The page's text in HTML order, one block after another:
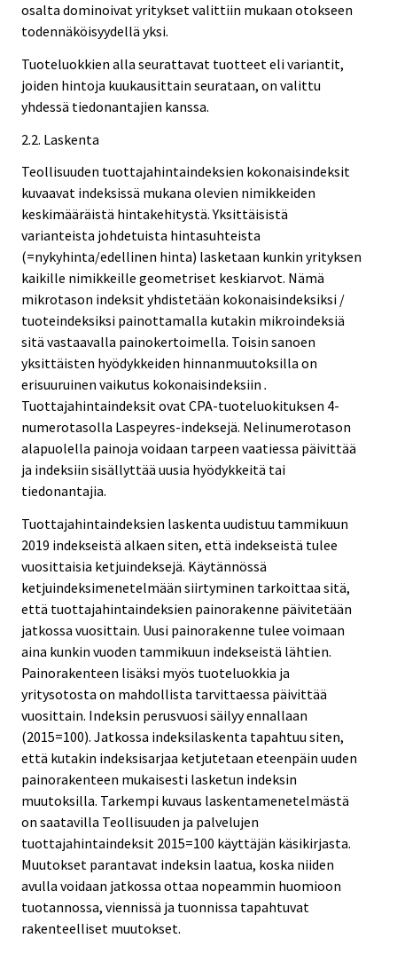
osalta dominoivat yritykset valittiin mukaan otokseen
todennäköisyydellä yksi.
Tuoteluokkien alla seurattavat tuotteet eli variantit,
joiden hintoja kuukausittain seurataan, on valittu
yhdessä tiedonantajien kanssa.
2.2. Laskenta
Teollisuuden tuottajahintaindeksien kokonaisindeksit
kuvaavat indeksissä mukana olevien nimikkeiden
keskimääräistä hintakehitystä. Yksittäisistä
varianteista johdetuista hintasuhteista
(=nykyhinta/edellinen hinta) lasketaan kunkin yrityksen
kaikille nimikkeille geometriset keskiarvot. Nämä
mikrotason indeksit yhdistetään kokonaisindeksiksi /
tuoteindeksiksi painottamalla kutakin mikroindeksiä
sitä vastaavalla painokertoimella. Toisin sanoen
yksittäisten hyödykkeiden hinnanmuutoksilla on
erisuuruinen vaikutus kokonaisindeksiin .
Tuottajahintaindeksit ovat CPA-tuoteluokituksen 4-
numerotasolla Laspeyres-indeksejä. Nelinumerotason
alapuolella painoja voidaan tarpeen vaatiessa päivittää
ja indeksiin sisällyttää uusia hyödykkeitä tai
tiedonantajia.
Tuottajahintaindeksien laskenta uudistuu tammikuun
2019 indekseistä alkaen siten, että indekseistä tulee
vuosittaisia ketjuindeksejä. Käytännössä
ketjuindeksimenetelmään siirtyminen tarkoittaa sitä,
että tuottajahintaindeksien painorakenne päivitetään
jatkossa vuosittain. Uusi painorakenne tulee voimaan
aina kunkin vuoden tammikuun indekseistä lähtien.
Painorakenteen lisäksi myös tuoteluokkia ja
yritysotosta on mahdollista tarvittaessa päivittää
vuosittain. Indeksin perusvuosi säilyy ennallaan
(2015=100). Jatkossa indeksilaskenta tapahtuu siten,
että kutakin indeksisarjaa ketjutetaan eteenpäin uuden
painorakenteen mukaisesti lasketun indeksin
muutoksilla. Tarkempi kuvaus laskentamenetelmästä
on saatavilla Teollisuuden ja palvelujen
tuottajahintaindeksit 2015=100 käyttäjän käsikirjasta.
Muutokset parantavat indeksin laatua, koska niiden
avulla voidaan jatkossa ottaa nopeammin huomioon
tuotannossa, viennissä ja tuonnissa tapahtuvat
rakenteelliset muutokset.